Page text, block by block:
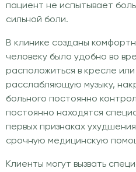
пациент не испытывает
сильной боли.
В клинике созданы
человеку было удобно во
расположиться в кресле
расслабляющую музыку,
больного постоянно
постоянно находятся
первых признаках
срочную медицинскую
Клиенты могут вызвать